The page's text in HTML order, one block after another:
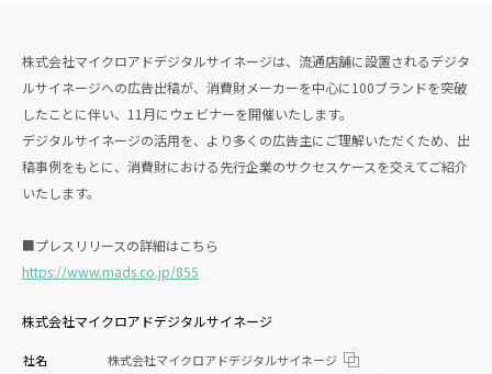
株式会社マイクロアドデジタルサイネージは、流通店舗に設置されるデジタ
ルサイネージへの広告出稿が、消費財メーカーを中心に100ブランドを突破
したことに伴い、11月にウェビナーを開催いたします。
デジタルサイネージの活用を、より多くの広告主にご理解いただくため、出
稿事例をもとに、消費財における先行企業のサクセスケースを交えてご紹介
いたします。
■プレスリリースの詳細はこちら
https://www.mads.co.jp/855
株式会社マイクロアドデジタルサイネージ
社名
株式会社マイクロアドデジタルサイネージ